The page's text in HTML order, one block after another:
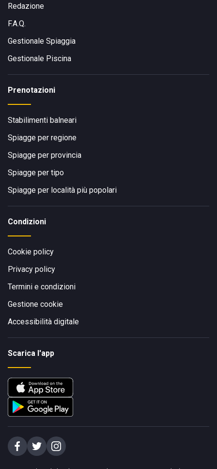
Redazione
F.A.Q.
Gestionale Spiaggia
Gestionale Piscina
Prenotazioni
Stabilimenti balneari
Spiagge per regione
Spiagge per provincia
Spiagge per tipo
Spiagge per località più popolari
Condizioni
Cookie policy
Privacy policy
Termini e condizioni
Gestione cookie
Accessibilità digitale
Scarica l'app